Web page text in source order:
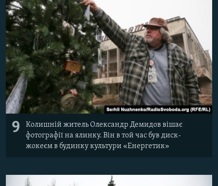
9
Колишній житель Олександр Демидов вішає
фотографії на ялинку. Він в той час був диск-
жокеєм в будинку культури «Енергетик»